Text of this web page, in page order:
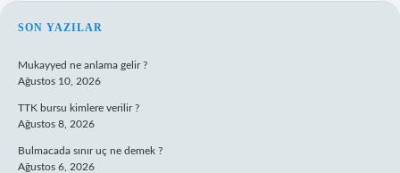
SIDEBAR
SON YAZILAR
Mukayyed ne anlama gelir ?
Ağustos 10, 2026
TTK bursu kimlere verilir ?
Ağustos 8, 2026
Bulmacada sınır uç ne demek ?
Ağustos 6, 2026